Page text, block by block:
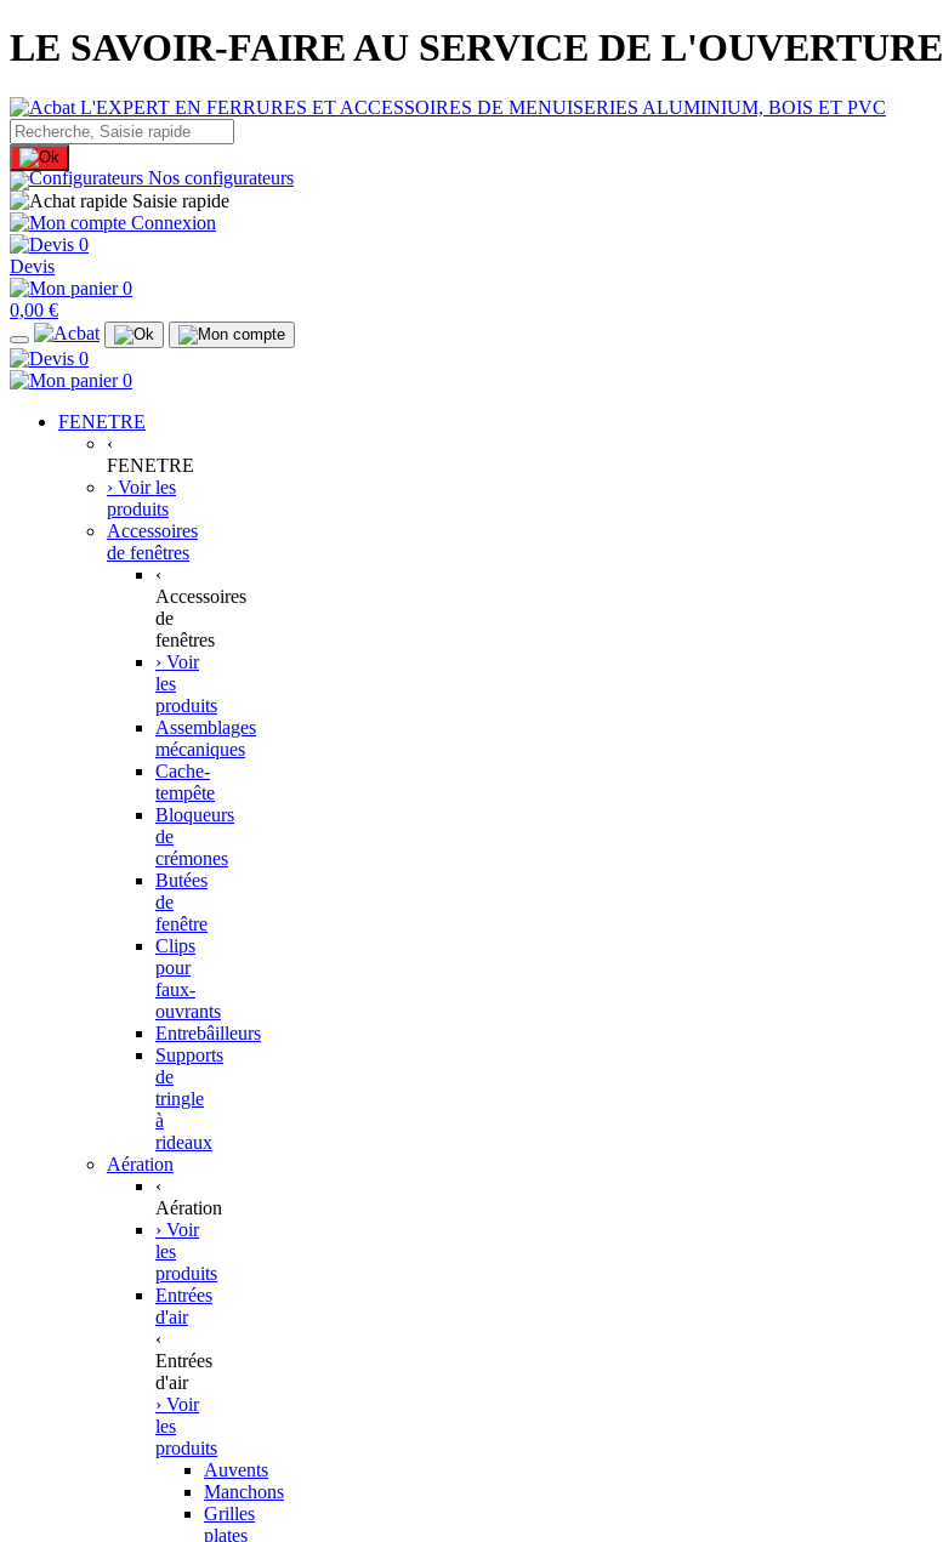
LE SAVOIR-FAIRE AU SERVICE DE L'OUVERTURE
Nos configurateurs
Saisie rapide
Connexion
0
Devis
0
0,00 €
0
0
FENETRE
‹
FENETRE
› Voir les
produits
Accessoires
de fenêtres
‹
Accessoires
de
fenêtres
› Voir
les
produits
Assemblages
mécaniques
Cache-
tempête
Bloqueurs
de
crémones
Butées
de
fenêtre
Clips
pour
faux-
ouvrants
Entrebâilleurs
Supports
de
tringle
à
rideaux
Aération
‹
Aération
› Voir
les
produits
Entrées
d'air
‹
Entrées
d'air
› Voir
les
produits
Auvents
Manchons
Grilles
plates